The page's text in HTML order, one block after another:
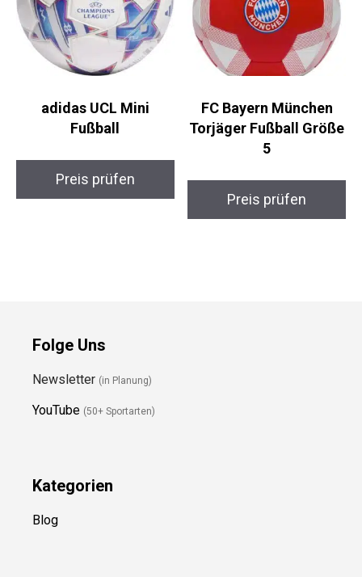
adidas UCL Mini
Fußball
Preis prüfen
FC Bayern München
Torjäger Fußball
Größe 5
Preis prüfen
Folge Uns
Newsletter (in Planung)
YouTube (50+ Sportarten)
Kategorien
Blog